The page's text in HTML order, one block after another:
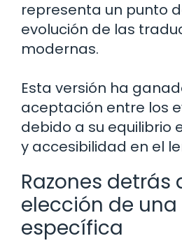
representa un punto
evolución de las
modernas.
Esta versión ha
aceptación entre los
debido a su equilibrio
y accesibilidad en el
Razones detrás
elección de una
específica